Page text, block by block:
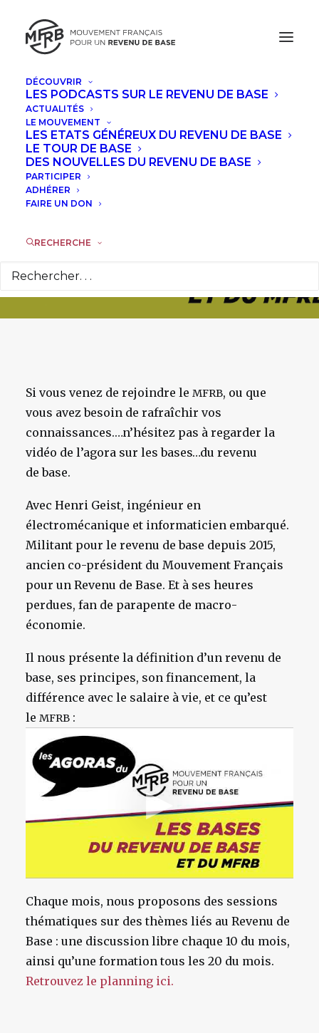
DÉCOUVRIR
LES PODCASTS SUR LE REVENU DE BASE
ACTUALITÉS
LE MOUVEMENT
LES ETATS GÉNÉREUX DU REVENU DE BASE
LE TOUR DE BASE
DES NOUVELLES DU REVENU DE BASE
PARTICIPER
ADHÉRER
FAIRE UN DON
RECHERCHE
Replay : agora sur le
thème "Les bases du
revenu de base (et
Si vous venez de rejoindre le MFRB, ou que
vous avez besoin de rafraîchir vos
connaissances.…n’hésitez pas à regarder la
vidéo de l’agora sur les bases…du revenu
de base.
Avec Henri Geist, ingénieur en
électromécanique et informaticien embarqué.
Militant pour le revenu de base depuis 2015,
ancien co-président du Mouvement Français
pour un Revenu de Base. Et à ses heures
perdues, fan de parapente de macro-
économie.
Il nous présente la définition d’un revenu de
base, ses principes, son financement, la
différence avec le salaire à vie, et ce qu’est
le MFRB :
Chaque mois, nous proposons des sessions
thématiques sur des thèmes liés au Revenu de
Base : une discussion libre chaque 10 du mois,
ainsi qu’une formation tous les 20 du mois.
Retrouvez le planning ici.